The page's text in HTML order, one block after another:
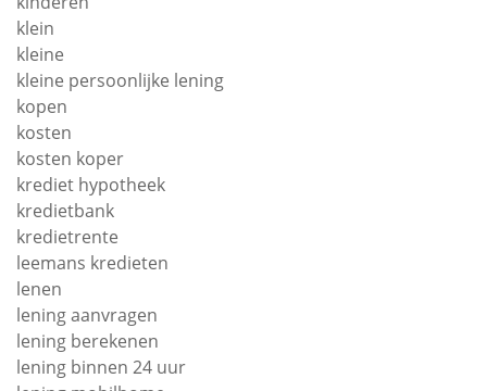
klein
kleine
kleine persoonlijke lening
kopen
kosten
kosten koper
krediet hypotheek
kredietbank
kredietrente
leemans kredieten
lenen
lening aanvragen
lening berekenen
lening binnen 24 uur